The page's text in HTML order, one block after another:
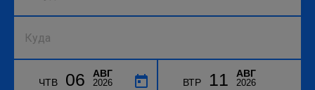
ЧТВ 06 АВГ
2026 ВТР 11 АВГ
2026